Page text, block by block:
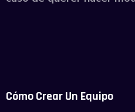
Cómo Crear Un Equipo